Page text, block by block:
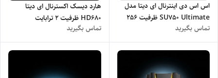
اس اس دی اینترنال ای دیتا مدل
SU750 Ultimate ظرفیت 256
گیگابایت
تماس بگیرید
هارد دیسک اکسترنال ای دیتا
HD680 ظرفیت 2 ترابایت
تماس بگیرید